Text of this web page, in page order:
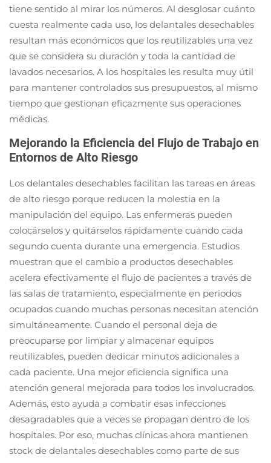
tiene sentido al mirar los números. Al desglosar cuánto
cuesta realmente cada uso, los delantales desechables
resultan más económicos que los reutilizables una vez
que se considera su duración y toda la cantidad de
lavados necesarios. A los hospitales les resulta muy útil
para mantener controlados sus presupuestos, al mismo
tiempo que gestionan eficazmente sus operaciones
médicas.
Mejorando la Eficiencia del Flujo de Trabajo en
Entornos de Alto Riesgo
Los delantales desechables facilitan las tareas en áreas
de alto riesgo porque reducen la molestia en la
manipulación del equipo. Las enfermeras pueden
colocárselos y quitárselos rápidamente cuando cada
segundo cuenta durante una emergencia. Estudios
muestran que el cambio a productos desechables
acelera efectivamente el flujo de pacientes a través de
las salas de tratamiento, especialmente en periodos
ocupados cuando muchas personas necesitan atención
simultáneamente. Cuando el personal deja de
preocuparse por limpiar y almacenar equipos
reutilizables, pueden dedicar minutos adicionales a
cada paciente. Una mejor eficiencia significa una
atención general mejorada para todos los involucrados.
Además, esto ayuda a combatir esas infecciones
desagradables que a veces se propagan dentro de los
hospitales. Por eso, muchas clínicas ahora mantienen
stock de delantales desechables como parte de sus